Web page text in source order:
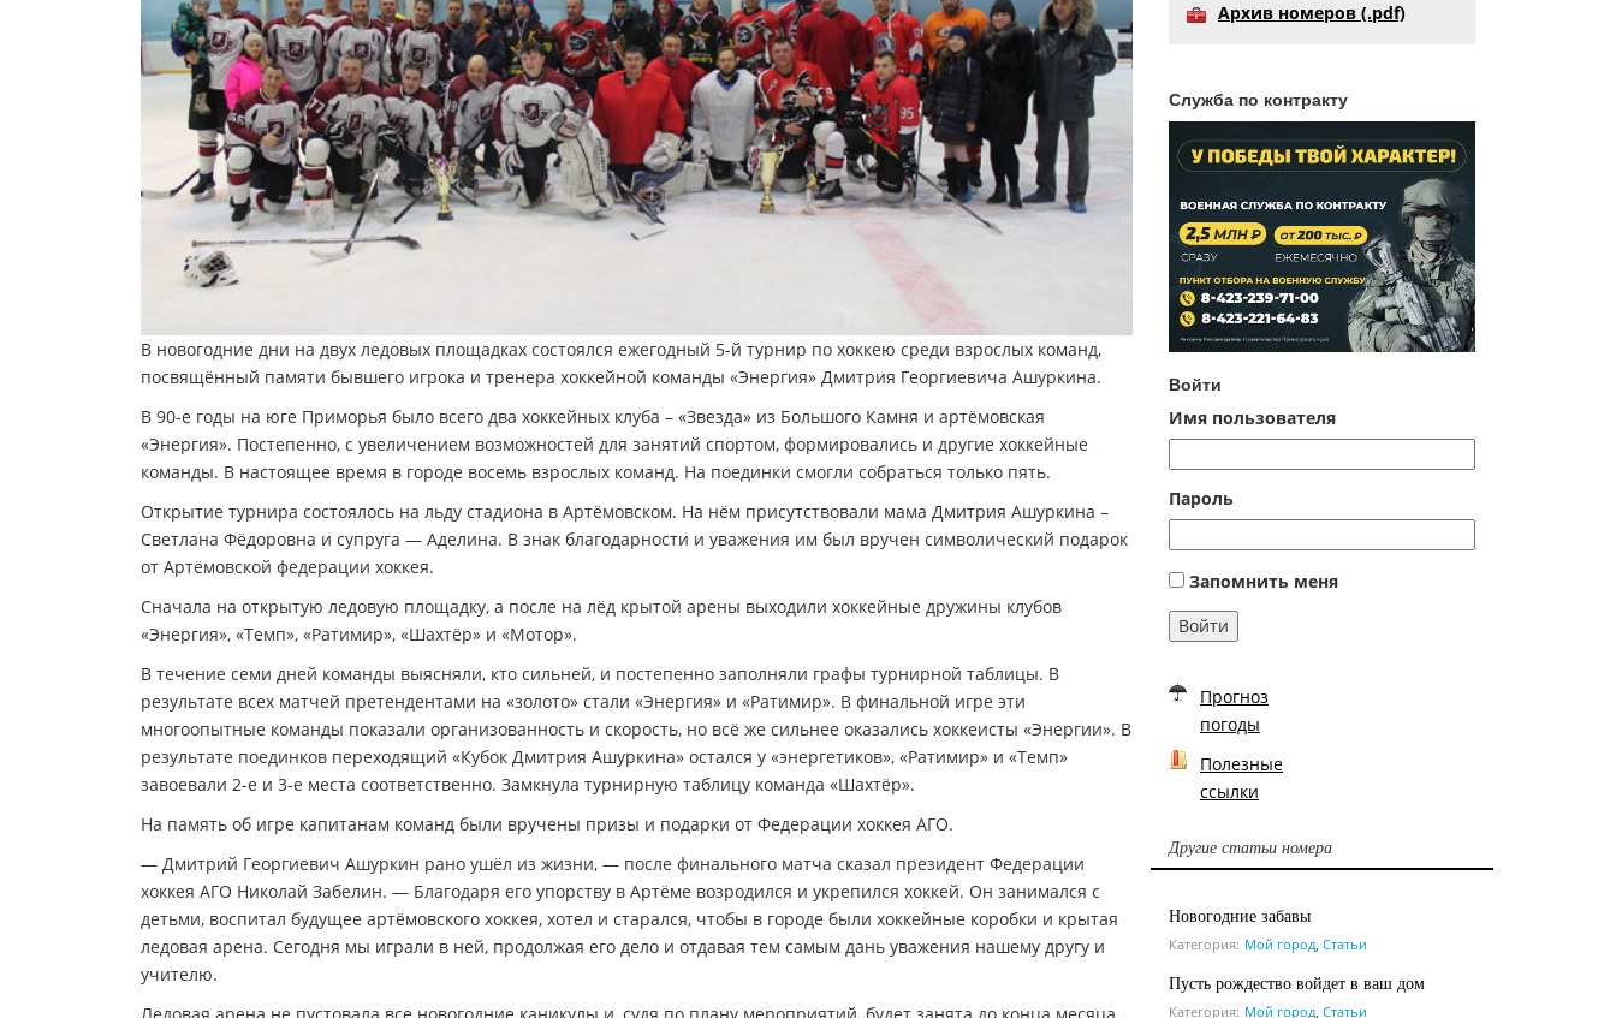
В новогодние дни на двух ледовых площадках состоялся ежегодный 5-й турнир по хоккею среди взрослых команд,
посвящённый памяти бывшего игрока и тренера хоккейной команды «Энергия» Дмитрия Георгиевича Ашуркина.
В 90-е годы на юге Приморья было всего два хоккейных клуба – «Звезда» из Большого Камня и артёмовская
«Энергия». Постепенно, с увеличением возможностей для занятий спортом, формировались и другие хоккейные
команды. В настоящее время в городе восемь взрослых команд. На поединки смогли собраться только пять.
Открытие турнира состоялось на льду стадиона в Артёмовском. На нём присутствовали мама Дмитрия Ашуркина –
Светлана Фёдоровна и супруга — Аделина. В знак благодарности и уважения им был вручен символический подарок
от Артёмовской федерации хоккея.
Сначала на открытую ледовую площадку, а после на лёд крытой арены выходили хоккейные дружины клубов
«Энергия», «Темп», «Ратимир», «Шахтёр» и «Мотор».
В течение семи дней команды выясняли, кто сильней, и постепенно заполняли графы турнирной таблицы. В
результате всех матчей претендентами на «золото» стали «Энергия» и «Ратимир». В финальной игре эти
многоопытные команды показали организованность и скорость, но всё же сильнее оказались хоккеисты «Энергии». В
результате поединков переходящий «Кубок Дмитрия Ашуркина» остался у «энергетиков», «Ратимир» и «Темп»
завоевали 2-е и 3-е места соответственно. Замкнула турнирную таблицу команда «Шахтёр».
На память об игре капитанам команд были вручены призы и подарки от Федерации хоккея АГО.
— Дмитрий Георгиевич Ашуркин рано ушёл из жизни, — после финального матча сказал президент Федерации
хоккея АГО Николай Забелин. — Благодаря его упорству в Артёме возродился и укрепился хоккей. Он занимался с
детьми, воспитал будущее артёмовского хоккея, хотел и старался, чтобы в городе были хоккейные коробки и крытая
ледовая арена. Сегодня мы играли в ней, продолжая его дело и отдавая тем самым дань уважения нашему другу и
учителю.
Архив номеров (.pdf)
Служба по контракту
Войти
Имя пользователя
Пароль
Запомнить меня
Войти
Прогноз
погоды
Полезные
ссылки
Другие статьи номера
Новогодние забавы
Категория: Мой город Статьи
Пусть рождество войдет в ваш дом
Категория: Мой город Статьи